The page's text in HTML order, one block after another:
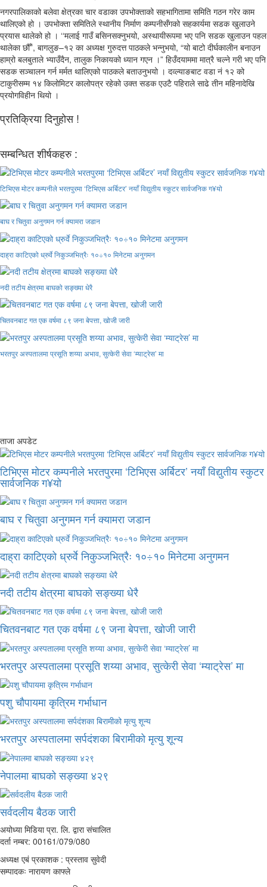
नगरपालिकाको बलेवा क्षेत्रका चार वडाका उपभोक्ताको सहभागितामा समिति गठन गरेर काम
थालिएको हो । उपभोक्ता समितिले स्थानीय निर्माण कम्पनीसँगको सहकार्यमा सडक खुलाउने
प्रयास थालेको हो । ‘‘मलाई गाउँ बसिनसक्नुभयो, अस्थायीरूपमा भए पनि सडक खुलाउन पहल
थालेका छौँ”, बागलुङ–१२ का अध्यक्ष गुरुदत्त पाठकले भन्नुभयो, “यो बाटो दीर्घकालीन बनाउन
हाम्रो बलबुताले भ्याउँदैन, तालुक निकायको ध्यान गएन ।” हिउँदयाममा मात्रै चल्ने गरी भए पनि
सडक सञ्चालन गर्न मर्मत थालिएको पाठकले बताउनुभयो । दव्ल्याङबाट वडा नं १२ को
टाकुरीसम्म १४ किलोमिटर कालोपत्र रहेको उक्त सडक एउटै पहिराले साढे तीन महिनादेखि
प्रयोगविहीन थियो ।
प्रतिक्रिया दिनुहोस !
सम्बन्धित शीर्षकहरु :
टिभिएस मोटर कम्पनीले भरतपुरमा ‘टिभिएस अर्बिटर’ नयाँ विद्युतीय स्कुटर सार्वजनिक ग¥यो
बाघ र चितुवा अनुगमन गर्न क्यामरा जडान
दाह्रा काटिएको ध्रुर्वे निकुञ्जभित्रैः १०÷१० मिनेटमा अनुगमन
नदी तटीय क्षेत्रमा बाघको सङ्ख्या धेरै
चितवनबाट गत एक वर्षमा ८९ जना बेपत्ता, खोजी जारी
भरतपुर अस्पतालमा प्रसूति शय्या अभाव, सुत्केरी सेवा ‘म्याट्रेस’ मा
ताजा अपडेट
टिभिएस मोटर कम्पनीले भरतपुरमा ‘टिभिएस अर्बिटर’ नयाँ विद्युतीय स्कुटर
सार्वजनिक ग¥यो
बाघ र चितुवा अनुगमन गर्न क्यामरा जडान
दाह्रा काटिएको ध्रुर्वे निकुञ्जभित्रैः १०÷१० मिनेटमा अनुगमन
नदी तटीय क्षेत्रमा बाघको सङ्ख्या धेरै
चितवनबाट गत एक वर्षमा ८९ जना बेपत्ता, खोजी जारी
भरतपुर अस्पतालमा प्रसूति शय्या अभाव, सुत्केरी सेवा ‘म्याट्रेस’ मा
पशु चौपायमा कृत्रिम गर्भाधान
भरतपुर अस्पतालमा सर्पदंशका बिरामीको मृत्यु शून्य
नेपालमा बाघको सङ्ख्या ४२९
सर्वदलीय बैठक जारी
अयोध्या मिडिया प्रा. लि. द्वारा संचालित
दर्ता नम्बर: 00161/079/080
अध्यक्ष एबं प्रकाशक : प्रस्ताव सुवेदी
सम्पादकः नारायण काफ्ले